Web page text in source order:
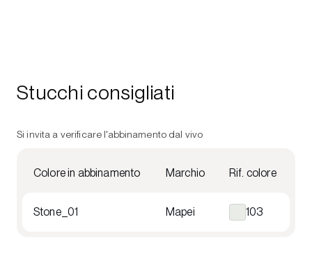
Stucchi consigliati
Si invita a verificare l'abbinamento dal vivo
Colore in abbinamento Marchio Rif. colore
Stone_01 Mapei 103